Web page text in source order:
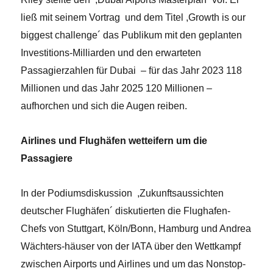
ließ mit seinem Vortrag und dem Titel ,Growth is our
biggest challenge´ das Publikum mit den geplanten
Investitions-Milliarden und den erwarteten
Passagierzahlen für Dubai – für das Jahr 2023 118
Millionen und das Jahr 2025 120 Millionen –
aufhorchen und sich die Augen reiben.
Airlines und Flughäfen wetteifern um die
Passagiere
In der Podiumsdiskussion ,Zukunftsaussichten
deutscher Flughäfen´ diskutierten die Flughafen-
Chefs von Stuttgart, Köln/Bonn, Hamburg und Andrea
Wächters-häuser von der IATA über den Wettkampf
zwischen Airports und Airlines und um das Nonstop-